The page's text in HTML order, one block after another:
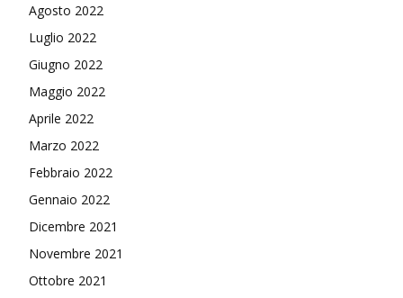
Agosto 2022
Luglio 2022
Giugno 2022
Maggio 2022
Aprile 2022
Marzo 2022
Febbraio 2022
Gennaio 2022
Dicembre 2021
Novembre 2021
Ottobre 2021